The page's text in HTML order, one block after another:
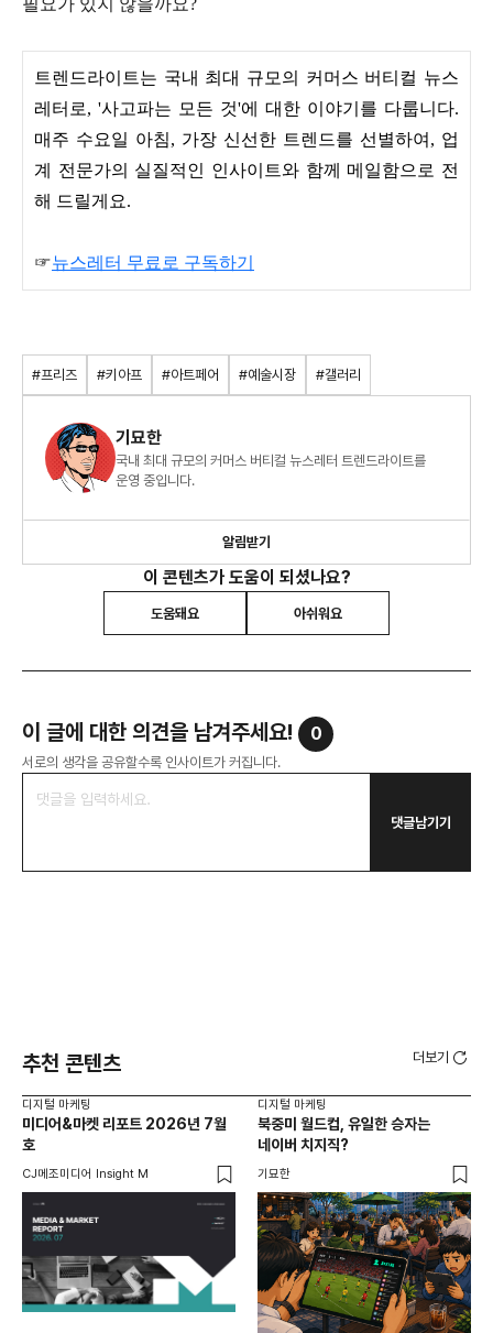
필요가 있지 않을까요?
트렌드라이트는 국내 최대 규모의 커머스 버티컬 뉴스
레터로, '사고파는 모든 것'에 대한 이야기를 다룹니다.
매주 수요일 아침, 가장 신선한 트렌드를 선별하여, 업
계 전문가의 실질적인 인사이트와 함께 메일함으로 전
해 드릴게요.
☞뉴스레터 무료로 구독하기
#프리즈 #키아프 #아트페어 #예술시장 #갤러리
기묘한
국내 최대 규모의 커머스 버티컬 뉴스레터 트렌드라이트를
운영 중입니다.
알림받기
이 콘텐츠가 도움이 되셨나요?
도움돼요 아쉬워요
이 글에 대한 의견을 남겨주세요! 0
서로의 생각을 공유할수록 인사이트가 커집니다.
댓글남기기
추천 콘텐츠 더보기
디지털 마케팅
미디어&마켓 리포트 2026년 7월
호
CJ메조미디어 Insight M
디지털 마케팅
북중미 월드컵, 유일한 승자는
네이버 치지직?
기묘한